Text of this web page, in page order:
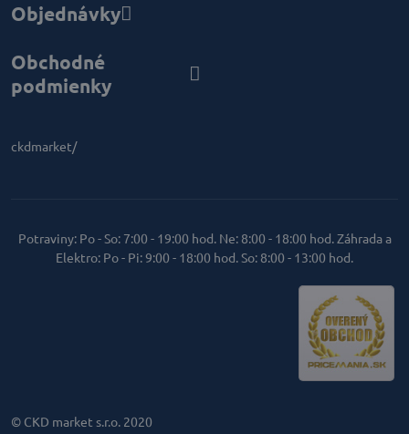
Objednávky
Obchodné
podmienky
ckdmarket/
Potraviny: Po - So: 7:00 - 19:00 hod. Ne: 8:00 - 18:00 hod. Záhrada a
Elektro: Po - Pi: 9:00 - 18:00 hod. So: 8:00 - 13:00 hod.
© CKD market s.r.o. 2020